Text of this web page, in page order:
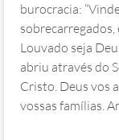
burocracia:
sobrecarregados,
Louvado seja
abriu através do
Cristo. Deus vos
vossas famílias.